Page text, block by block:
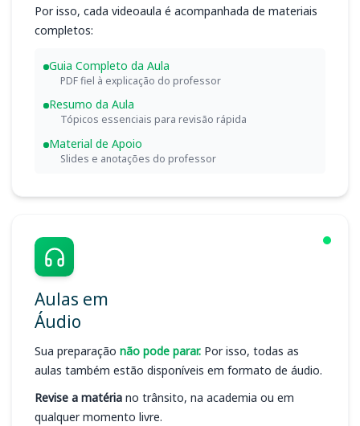
Por isso, cada videoaula é acompanhada de materiais
completos:
Guia Completo da Aula
PDF fiel à explicação do professor
Resumo da Aula
Tópicos essenciais para revisão rápida
Material de Apoio
Slides e anotações do professor
Aulas em
Áudio
Sua preparação não pode parar. Por isso, todas as
aulas também estão disponíveis em formato de áudio.
Revise a matéria no trânsito, na academia ou em
qualquer momento livre.